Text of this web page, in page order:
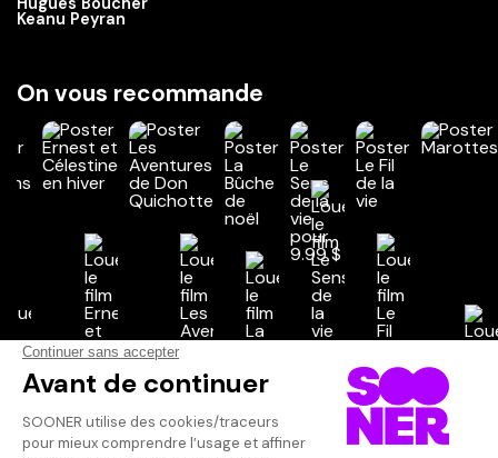
Keanu Peyran
On vous recommande
Vos avis